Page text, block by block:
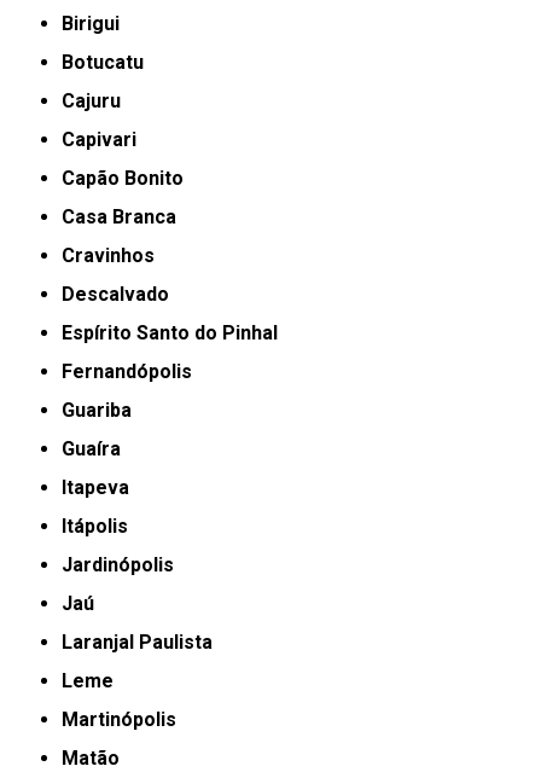
Birigui
Botucatu
Cajuru
Capivari
Capão Bonito
Casa Branca
Cravinhos
Descalvado
Espírito Santo do Pinhal
Fernandópolis
Guariba
Guaíra
Itapeva
Itápolis
Jardinópolis
Jaú
Laranjal Paulista
Leme
Martinópolis
Matão